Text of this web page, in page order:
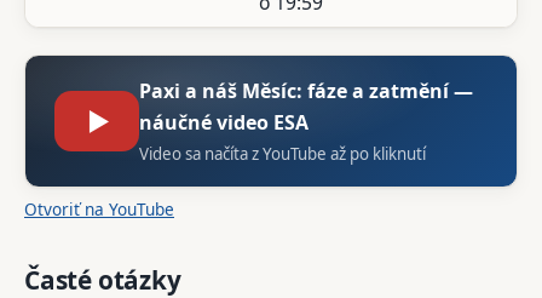
▶
Paxi a náš Měsíc: fáze a zatmění —
náučné video ESA
Video sa načíta z YouTube až po kliknutí
Otvoriť na YouTube
Časté otázky